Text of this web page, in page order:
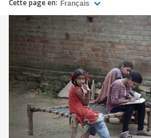
Cette page en: Français